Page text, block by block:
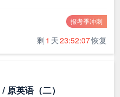
报考季冲刺
剩1 天23:52:07恢复
原英语（二）